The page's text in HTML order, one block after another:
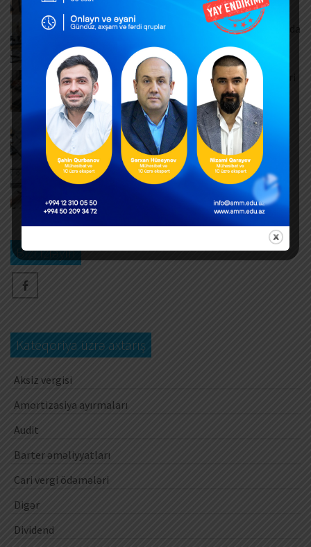
Məşğulluq Strategiyası 2026–2030: Əmək bazarında
AUGUST 6, 2026
ƏDV ödəyicilərinə mühüm yenilik – Bəyannamələri
vergi orqanı özü dolduracaq
AUGUST 6, 2026
Hər yeni invoys üzrə ayrıca DTA-03 ərizəsi təqdim
edilməlidirmi?
AUGUST 6, 2026
Dövlət mülkiyyətində olan əsas vəsaitlərin
verilməsi qaydası dəyişib
AUGUST 5, 2026
Bizi izləyin
Kateqoriya üzrə axtarış
Aksiz vergisi
Amortizasiya ayırmaları
Audit
Barter əməliyyatları
Cari vergi ödəmələri
Digər
Dividend